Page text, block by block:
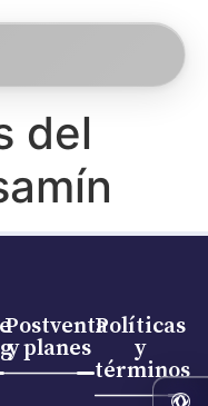
del
Postventa
y planes
Políticas
y
términos